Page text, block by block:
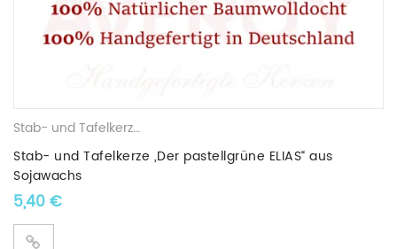
Stab- und Tafelkerzen
Stab- und Tafelkerze „Der pastellgrüne ELIAS“ aus
Sojawachs
5,40€